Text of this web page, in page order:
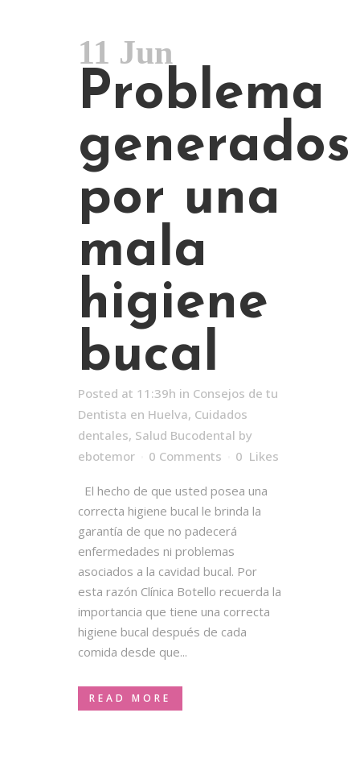
11 Jun
Problema
generados
por una
mala
higiene
bucal
Posted at 11:39h in Consejos de tu
Dentista en Huelva, Cuidados
dentales, Salud Bucodental by
ebotemor
0 Comments 0 Likes
El hecho de que usted posea una
correcta higiene bucal le brinda la
garantía de que no padecerá
enfermedades ni problemas
asociados a la cavidad bucal. Por
esta razón Clínica Botello recuerda la
importancia que tiene una correcta
higiene bucal después de cada
comida desde que...
READ MORE